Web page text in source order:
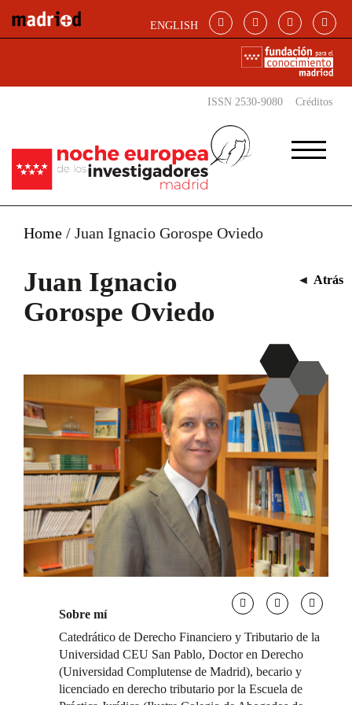
ENGLISH
ISSN 2530-9080 Créditos
Home / Juan Ignacio Gorospe Oviedo
Juan Ignacio
Gorospe Oviedo
◄ Atrás
Sobre mí
Catedrático de Derecho Financiero y Tributario de la
Universidad CEU San Pablo, Doctor en Derecho
(Universidad Complutense de Madrid), becario y
licenciado en derecho tributario por la Escuela de